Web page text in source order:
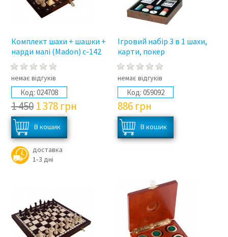
Комплект шахи + шашки +
нарди малі (Madon) с-142
немає відгуків
Код: 024708
1 4501 378 грн
доставка
1‑3 дні
Ігровий набір 3 в 1 шахи,
карти, покер
немає відгуків
Код: 059092
886 грн